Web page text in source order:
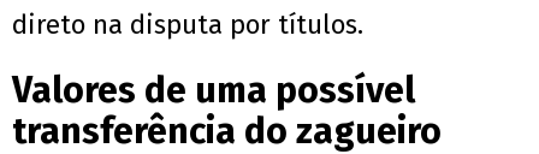
direto na disputa por títulos.
Valores de uma possível
transferência do zagueiro